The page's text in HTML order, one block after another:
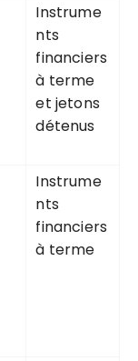
Instrume
nts
financiers
à terme
et jetons
détenus
Instrume
nts
financiers
à terme